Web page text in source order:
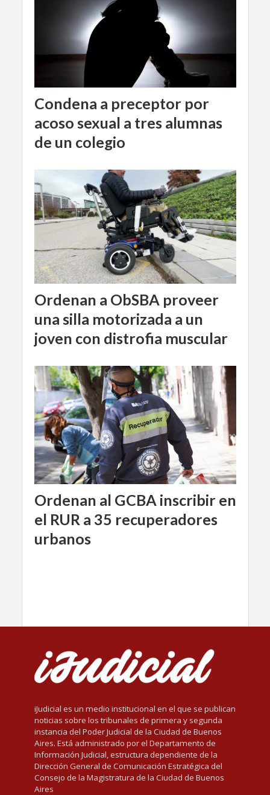
Condena a preceptor por
acoso sexual a tres alumnas
de un colegio
Ordenan a ObSBA proveer
una silla motorizada a un
joven con distrofia muscular
Ordenan al GCBA inscribir en
el RUR a 35 recuperadores
urbanos
iJudicial es un medio institucional en el que se publican
noticias sobre los tribunales de primera y segunda
instancia del Poder Judicial de la Ciudad de Buenos
Aires. Está administrado por el Departamento de
Información Judicial, estructura dependiente de la
Dirección General de Comunicación Estratégica del
Consejo de la Magistratura de la Ciudad de Buenos
Aires